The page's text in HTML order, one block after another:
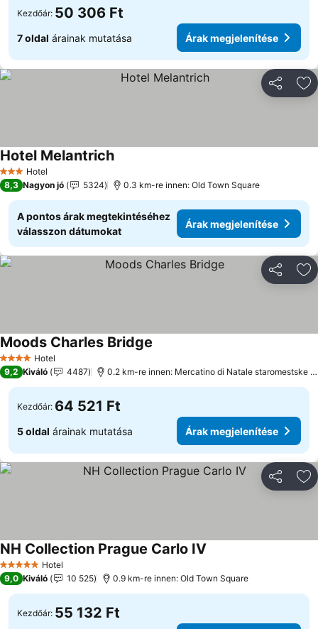
Kezdőár: 50 306 Ft
7 oldal árainak mutatása Árak megjelenítése
3 Kategória
Hotel
Hotel Melantrich
8,3 Nagyon jó 5324 0.3 km-re innen: Old Town Square
A pontos árak megtekintéséhez
válasszon dátumokat
Árak megjelenítése
4 KategóriaHotel
Moods Charles Bridge
9,2 Kiváló 4487 0.2 km-re innen: Mercatino di Natale staromestske namest
Kezdőár: 64 521 Ft
5 oldal árainak mutatása Árak megjelenítése
5 KategóriaHotel
NH Collection Prague Carlo IV
9,0 Kiváló 10 525 0.9 km-re innen: Old Town Square
Kezdőár: 55 132 Ft